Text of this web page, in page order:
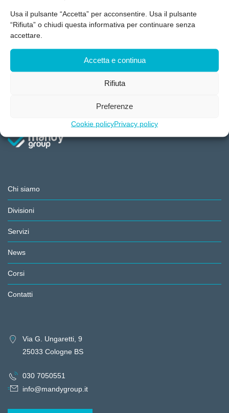
Usa il pulsante “Accetta” per acconsentire. Usa il pulsante
“Rifiuta” o chiudi questa informativa per continuare senza
accettare.
Accetta e continua
Rifiuta
Preferenze
Cookie policyPrivacy policy
Mandy Group Medicina del Lavoro
Il ruolo del medico competente
LEGGI DI PIÙ
Chi siamo
Divisioni
Servizi
News
Corsi
Contatti
Via G. Ungaretti, 9
25033 Cologne BS
030 7050551
info@mandygroup.it